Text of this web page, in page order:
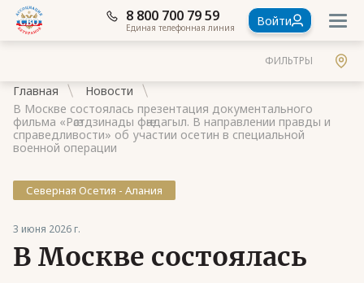
8 800 700 79 59
Единая телефонная линия Войти
ФИЛЬТРЫ
Главная
Новости
В Москве состоялась презентация документального
фильма «Рӕстдзинады фӕндагыл. В направлении правды и
справедливости» об участии осетин в специальной
военной операции
Северная Осетия - Алания
3 июня 2026 г.
В Москве состоялась
Документы
Стать членом Ассоциации ветеранов СВО